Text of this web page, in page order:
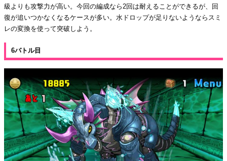
級よりも攻撃力が高い。今回の編成なら2回は耐えることができるが、回
復が追いつかなくなるケースが多い。水ドロップが足りないようならスミ
レの変換を使って突破しよう。
6バトル目